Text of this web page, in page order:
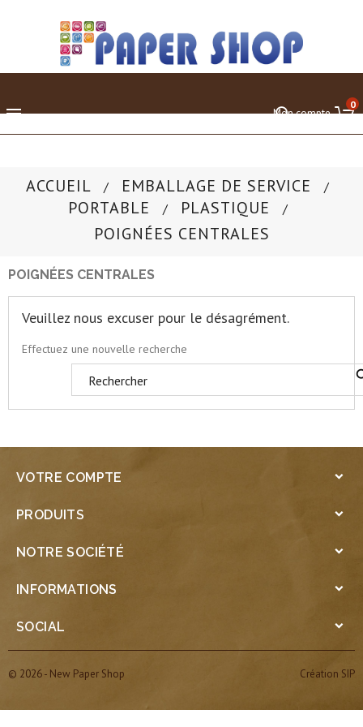
 0
Mon compte
ACCUEIL
EMBALLAGE DE SERVICE
PORTABLE
PLASTIQUE
POIGNÉES CENTRALES
POIGNÉES CENTRALES
Veuillez nous excuser pour le désagrément.
Effectuez une nouvelle recherche
VOTRE COMPTE 
PRODUITS 
NOTRE SOCIÉTÉ 
INFORMATIONS 
SOCIAL 
© 2026 - New Paper Shop Création SIP